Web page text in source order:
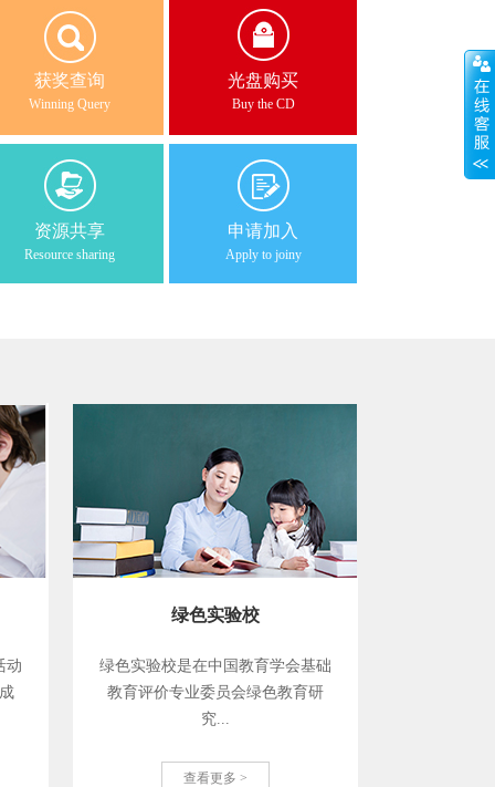
获奖查询
Winning Query
光盘购买
Buy the CD
资源共享
Resource sharing
申请加入
Apply to joiny
动
绿色实验校
绿色实验校是在中国教育学会基础
教育评价专业委员会绿色教育研
究...
查看更多 >